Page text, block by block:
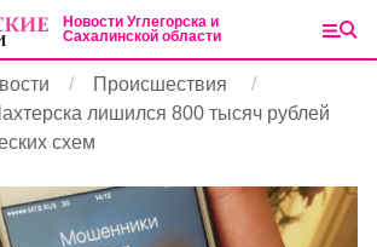
Новости Углегорска и
Сахалинской области
Происшествия
лишился 800 тысяч рублей
схем